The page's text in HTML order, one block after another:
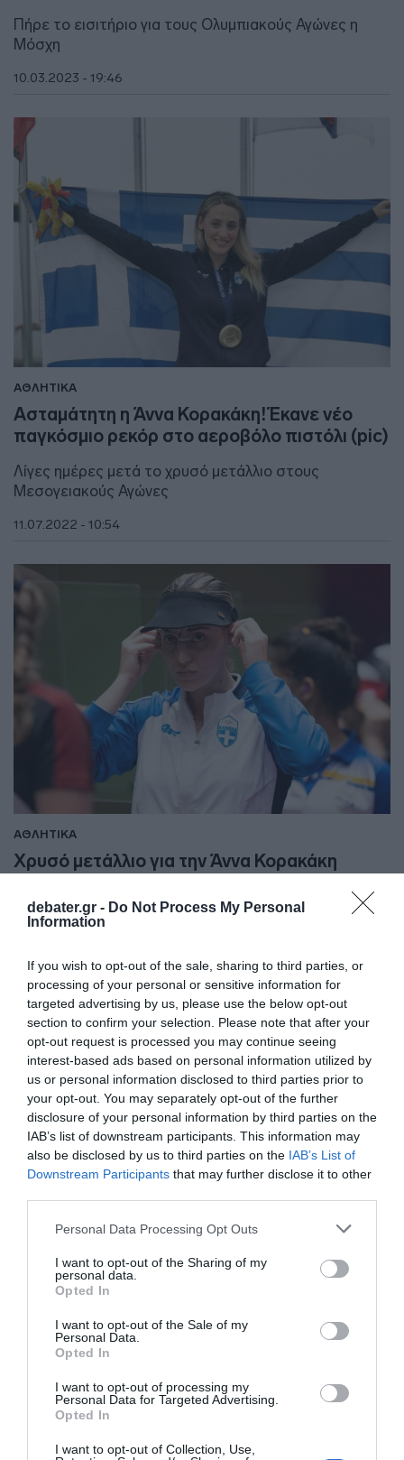
debater.gr - Do Not Process My Personal
Information
If you wish to opt-out of the sale, sharing to third parties, or
processing of your personal or sensitive information for
targeted advertising by us, please use the below opt-out
section to confirm your selection. Please note that after your
opt-out request is processed you may continue seeing
interest-based ads based on personal information utilized by
us or personal information disclosed to third parties prior to
your opt-out. You may separately opt-out of the further
disclosure of your personal information by third parties on the
IAB’s list of downstream participants. This information may
also be disclosed by us to third parties on the IAB’s List of
Downstream Participants that may further disclose it to other
Please note that this website/app uses one or more Google
not limited to your visit or usage behaviour. You may click to
grant or deny consent to Google and its third-party tags to
use your data for below specified purposes in below Google
consent section.
Personal Data Processing Opt Outs
I want to opt-out of the Sharing of my
personal data.
Opted In
I want to opt-out of the Sale of my
Personal Data.
Opted In
I want to opt-out of processing my
Personal Data for Targeted Advertising.
Opted In
I want to opt-out of Collection, Use,
Πήρε το εισιτήριο για τους Ολυμπιακούς Αγώνες η
Μόσχη
10.03.2023 - 19:46
ΑΘΛΗΤΙΚΑ
Ασταμάτητη η Άννα Κορακάκη! Έκανε νέο
παγκόσμιο ρεκόρ στο αεροβόλο πιστόλι (pic)
Λίγες ημέρες μετά το χρυσό μετάλλιο στους
Μεσογειακούς Αγώνες
11.07.2022 - 10:54
ΑΘΛΗΤΙΚΑ
Χρυσό μετάλλιο για την Άννα Κορακάκη
Η Ελληνίδα πρωταθλήτρια της σκοποβολής έκανε πάλι
02.07.2022 - 16:14
ΑΘΛΗΤΙΚΑ
κατέκτησε την κορυφή (pics)
Η Ελληνίδα αθλήτρια κακέκτησε την πρώτη θέση στο
αεροβόλο πιστόλι, στα 10μ
02.03.2022 - 23:30